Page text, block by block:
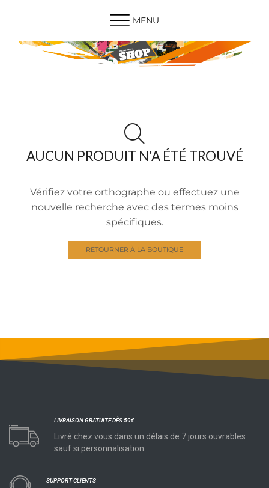
MENU
AUCUN PRODUIT N'A ÉTÉ TROUVÉ
Vérifiez votre orthographe ou effectuez une
nouvelle recherche avec des termes moins
spécifiques.
RETOURNER À LA BOUTIQUE
LIVRAISON GRATUITE DÈS 59€
Livré chez vous dans un délais de 7 jours ouvrables
sauf si personnalisation
SUPPORT CLIENTS